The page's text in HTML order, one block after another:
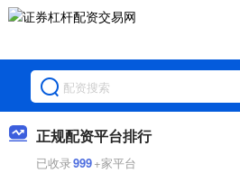
正规配资平台排行
已收录999+家平台